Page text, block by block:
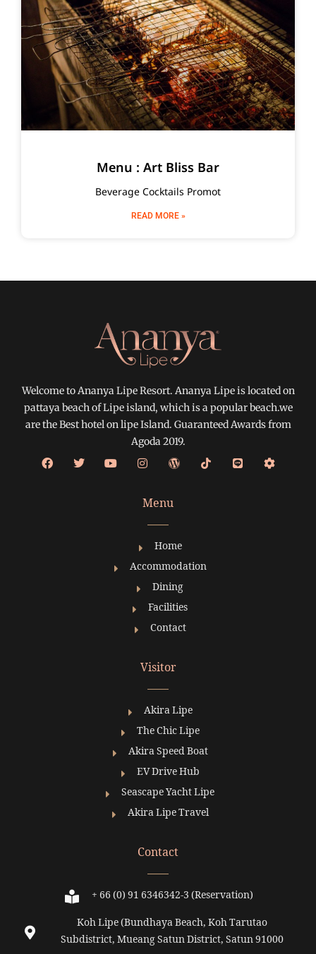
Menu : Art Bliss Bar
Beverage Cocktails Promot
READ MORE »
Welcome to Ananya Lipe Resort. Ananya Lipe is located on
pattaya beach of Lipe island, which is a popular beach.we
are the Best hotel on lipe Island. Guaranteed Awards from
Agoda 2019.
Menu
Home
Accommodation
Dining
Facilities
Contact
Visitor
Akira Lipe
The Chic Lipe
Akira Speed Boat
EV Drive Hub
Seascape Yacht Lipe
Akira Lipe Travel
Contact
+ 66 (0) 91 6346342-3 (Reservation)
Koh Lipe (Bundhaya Beach, Koh Tarutao
Subdistrict, Mueang Satun District, Satun 91000